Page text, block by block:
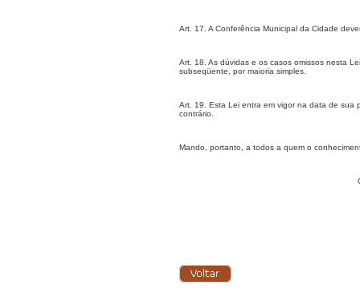
Art. 17. A Conferência Municipal da Cidade
Art. 18. As dúvidas e os casos omissos nesta
subseqüente, por maioria simples.
Art. 19. Esta Lei entra em vigor na data de sua
contrário.
Mando, portanto, a todos a quem o